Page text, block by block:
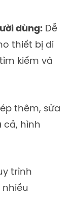
dùng: Dễ
thiết bị di
kiếm và
thêm, sửa
cả, hình
trình